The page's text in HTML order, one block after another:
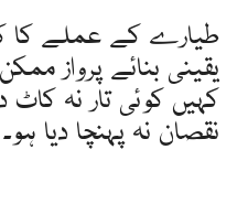
طیارے کے عملے کا
یقینی بنائے پرواز
کہیں کوئی تار نہ
نقصان نہ پہنچا دیا ہو۔